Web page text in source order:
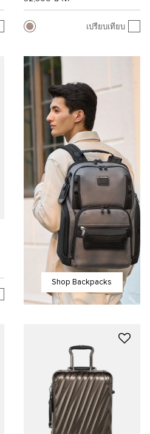
เปรียบเทียบ
Shop Backpacks